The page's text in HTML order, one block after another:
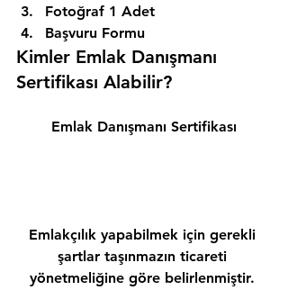
Fotoğraf 1 Adet
Başvuru Formu
Kimler Emlak Danışmanı
Sertifikası Alabilir?
Emlak Danışmanı Sertifikası
Emlakçılık yapabilmek için gerekli
şartlar taşınmazın ticareti
yönetmeliğine göre belirlenmiştir.